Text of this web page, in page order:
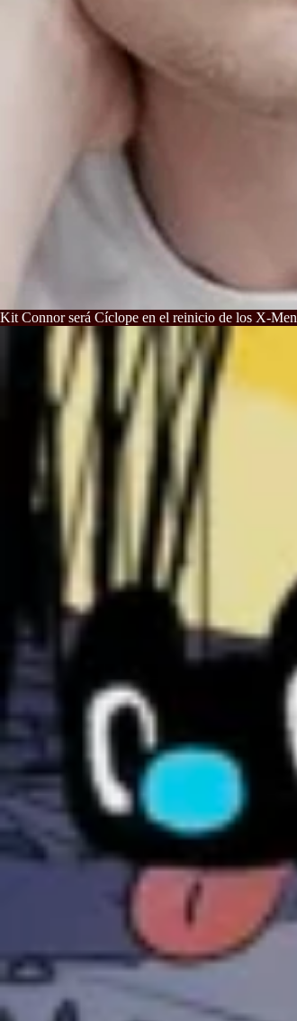
Kit Connor será Cíclope en el reinicio de los X-Men